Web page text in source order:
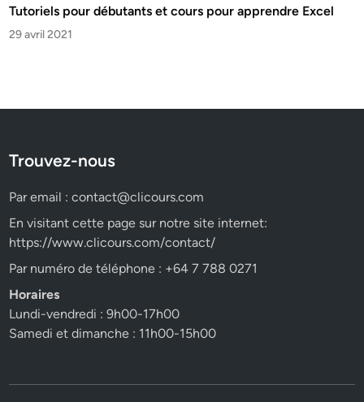
Tutoriels pour débutants et cours pour apprendre Excel
29 avril 2021
Trouvez-nous
Par email :contact@clicours.com
En visitant cette page sur notre site internet:
https://www.clicours.com/contact/
Par numéro de téléphone : +64 7 788 0271
Horaires
Lundi-vendredi : 9h00-17h00
Samedi et dimanche : 11h00-15h00